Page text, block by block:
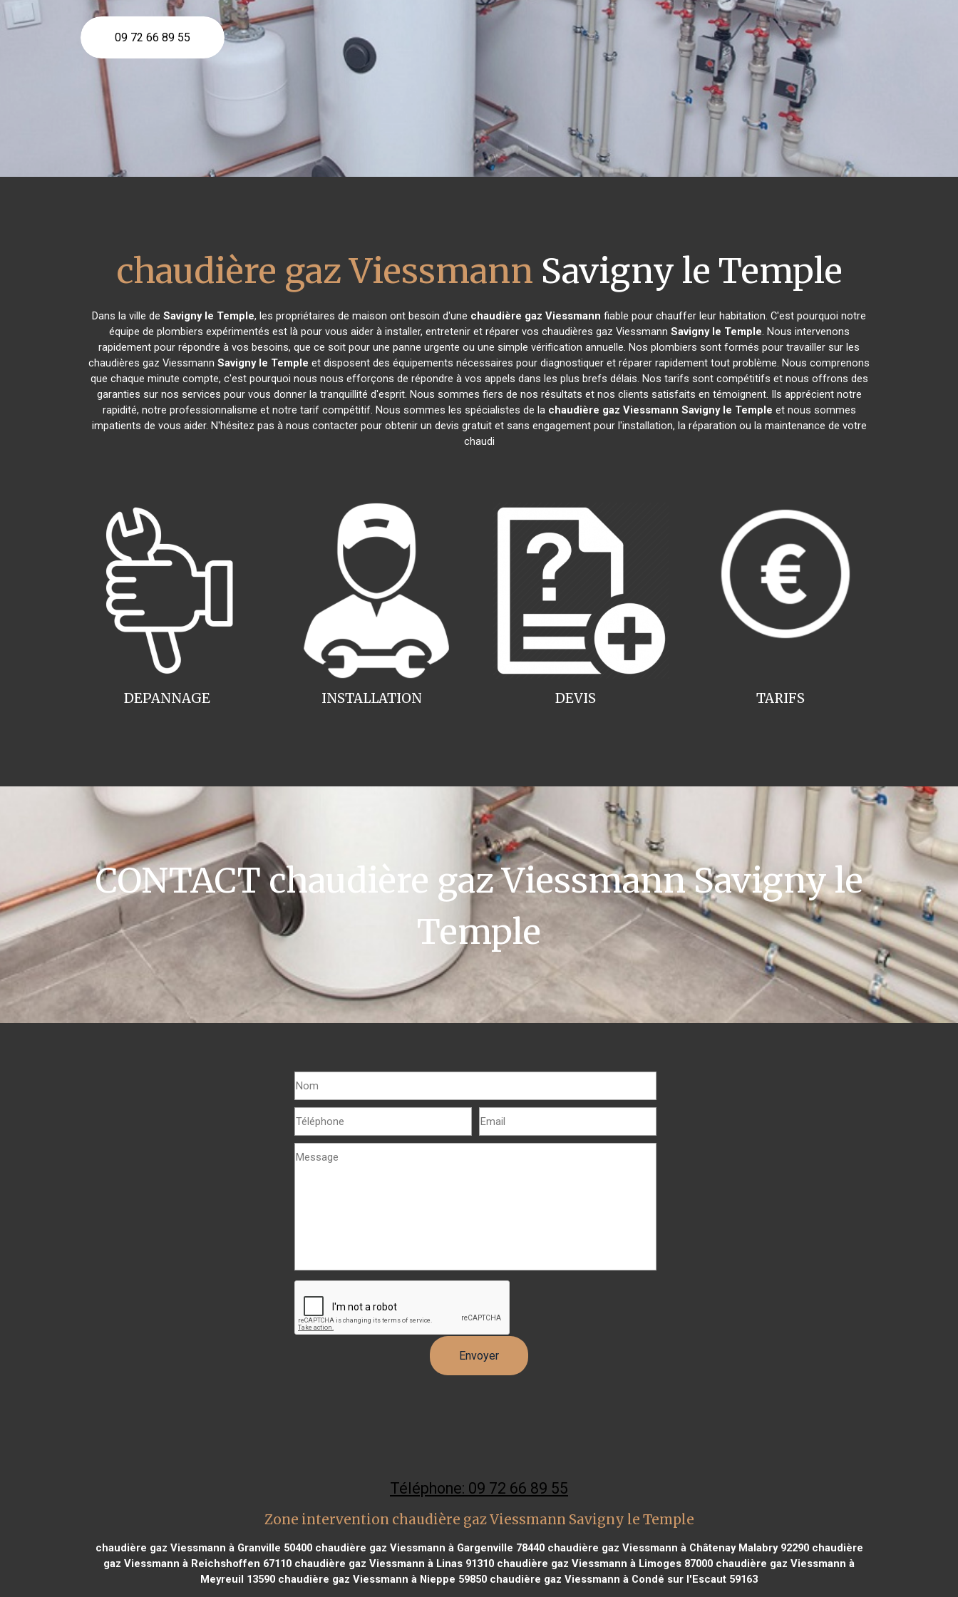
09 72 66 89 55
chaudière gaz Viessmann Savigny le Temple
Dans la ville de Savigny le Temple, les propriétaires de maison ont besoin d'une chaudière gaz Viessmann fiable pour chauffer leur habitation. C'est pourquoi notre
équipe de plombiers expérimentés est là pour vous aider à installer, entretenir et réparer vos chaudières gaz Viessmann Savigny le Temple. Nous intervenons
rapidement pour répondre à vos besoins, que ce soit pour une panne urgente ou une simple vérification annuelle. Nos plombiers sont formés pour travailler sur les
chaudières gaz Viessmann Savigny le Temple et disposent des équipements nécessaires pour diagnostiquer et réparer rapidement tout problème. Nous comprenons
que chaque minute compte, c'est pourquoi nous nous efforçons de répondre à vos appels dans les plus brefs délais. Nos tarifs sont compétitifs et nous offrons des
garanties sur nos services pour vous donner la tranquillité d'esprit. Nous sommes fiers de nos résultats et nos clients satisfaits en témoignent. Ils apprécient notre
rapidité, notre professionnalisme et notre tarif compétitif. Nous sommes les spécialistes de la chaudière gaz Viessmann Savigny le Temple et nous sommes
impatients de vous aider. N'hésitez pas à nous contacter pour obtenir un devis gratuit et sans engagement pour l'installation, la réparation ou la maintenance de votre
chaudi
INSTALLATION
DEPANNAGE TARIFS
DEVIS
CONTACT chaudière gaz Viessmann Savigny le
Temple
Téléphone: 09 72 66 89 55
Zone intervention chaudière gaz Viessmann Savigny le Temple
chaudière gaz Viessmann à Granville 50400chaudière gaz Viessmann à Gargenville 78440chaudière gaz Viessmann à Châtenay Malabry 92290chaudière
gaz Viessmann à Reichshoffen 67110 chaudière gaz Viessmann à Linas 91310 chaudière gaz Viessmann à Limoges 87000 chaudière gaz Viessmann à
Meyreuil 13590 chaudière gaz Viessmann à Nieppe 59850 chaudière gaz Viessmann à Condé sur l'Escaut 59163